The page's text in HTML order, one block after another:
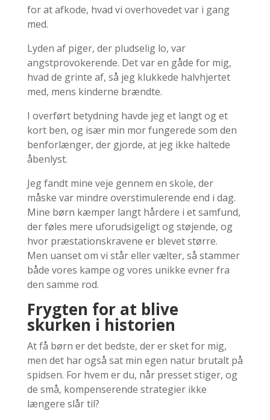
for at afkode, hvad vi overhovedet var i gang
med.
Lyden af piger, der pludselig lo, var
angstprovokerende. Det var en gåde for mig,
hvad de grinte af, så jeg klukkede halvhjertet
med, mens kinderne brændte.
I overført betydning havde jeg et langt og et
kort ben, og især min mor fungerede som den
benforlænger, der gjorde, at jeg ikke haltede
åbenlyst.
Jeg fandt mine veje gennem en skole, der
måske var mindre overstimulerende end i dag.
Mine børn kæmper langt hårdere i et samfund,
der føles mere uforudsigeligt og støjende, og
hvor præstationskravene er blevet større.
Men uanset om vi står eller vælter, så stammer
både vores kampe og vores unikke evner fra
den samme rod.
Frygten for at blive
skurken i historien
At få børn er det bedste, der er sket for mig,
men det har også sat min egen natur brutalt på
spidsen. For hvem er du, når presset stiger, og
de små, kompenserende strategier ikke
længere slår til?